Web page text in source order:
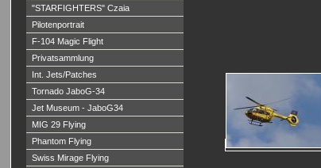
"STARFIGHTERS" Czaia
Pilotenportrait
F-104 Magic Flight
Privatsammlung
Int. Jets/Patches
Tornado JaboG-34
Jet Museum - JaboG34
MIG 29 Flying
Phantom Flying
Swiss Mirage Flying